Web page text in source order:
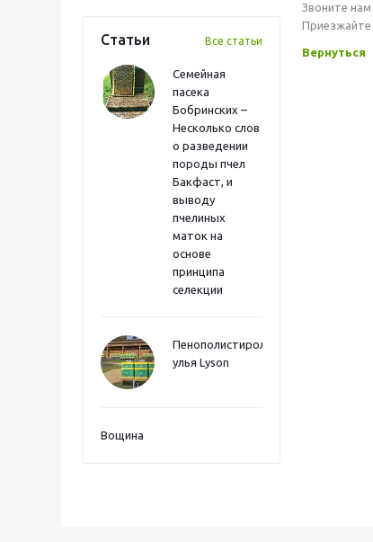
Статьи Все статьи
Семейная
пасека
Бобринских –
Несколько слов
о разведении
породы пчел
Бакфаст, и
выводу
пчелиных
маток на
основе
принципа
селекции
Пенополистиролные
улья Lyson
Вощина
Звоните нам
Приезжайте
Вернуться